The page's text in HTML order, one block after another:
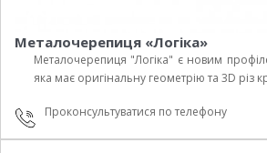
Металочерепиця «Логіка»
Металочерепиця "Логіка" є новим
яка має оригінальну геометрію та 3D різ
Проконсультуватися по телефону